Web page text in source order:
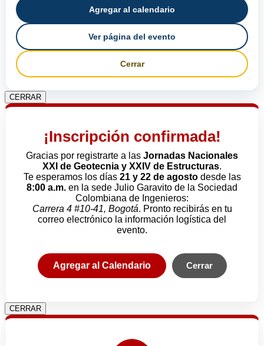
Agregar al calendario
Ver página del evento
Cerrar
CERRAR
¡Inscripción confirmada!
Gracias por registrarte a las Jornadas Nacionales
XXI de Geotecnia y XXIV de Estructuras.
Te esperamos los días 21 y 22 de agostodesde las
8:00 a.m. en la sede Julio Garavito de la Sociedad
Colombiana de Ingenieros:
Carrera 4 #10-41, Bogotá. Pronto recibirás en tu
correo electrónico la información logística del
evento.
Agregar al Calendario Cerrar
CERRAR